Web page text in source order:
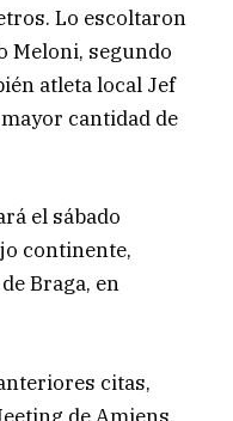
Lo escoltaron
Meloni, segundo
atleta local Jef
cantidad de
el sábado
continente,
Braga, en
citas,
de Amiens,